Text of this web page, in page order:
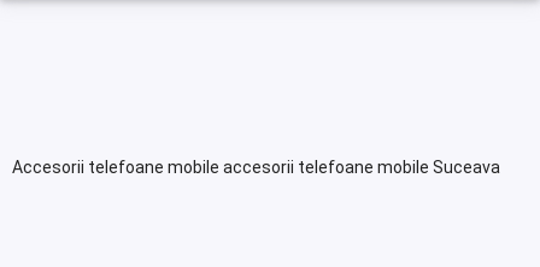
Accesorii telefoane mobile accesorii telefoane mobile Suceava